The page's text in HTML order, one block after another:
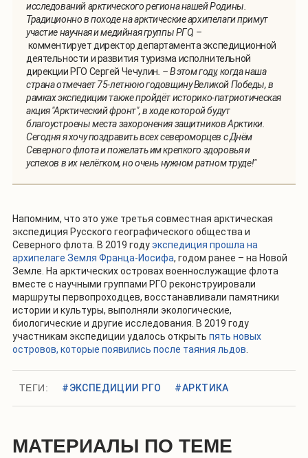
исследований арктического региона нашей Родины.
Традиционно в походе на арктические архипелаги примут
участие научная и медийная группы РГО, –
комментирует директор департамента экспедиционной
деятельности и развития туризма исполнительной
дирекции РГО Сергей Чечулин. – В этом году, когда наша
страна отмечает 75-летнюю годовщину Великой Победы, в
рамках экспедиции также пройдёт историко-патриотическая
акция "Арктический фронт", в ходе которой будут
благоустроены места захоронения защитников Арктики.
Сегодня я хочу поздравить всех североморцев с Днём
Северного флота и пожелать им крепкого здоровья и
успехов в их нелёгком, но очень нужном ратном труде!"
Напомним, что это уже третья совместная арктическая
экспедиция Русского географического общества и
Северного флота. В 2019 годуэкспедиция прошла на
архипелаге Земля Франца-Иосифа, годом ранее – на Новой
Земле. На арктических островах военнослужащие флота
вместе с научными группами РГО реконструировали
маршруты первопроходцев, восстанавливали памятники
истории и культуры, выполняли экологические,
биологические и другие исследования. В 2019 году
участникам экспедиции удалось открыть пять новых
островов, которые появились после таяния льдов.
ТЕГИ: #ЭКСПЕДИЦИИ РГО #АРКТИКА
МАТЕРИАЛЫ ПО ТЕМЕ